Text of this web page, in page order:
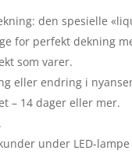
den spesielle
for perfekt dekning
som varer.
eller endring i
– 14 dager eller mer.
under LED-